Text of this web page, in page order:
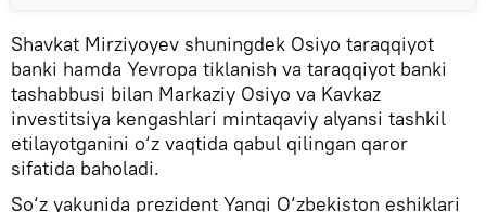
Shavkat Mirziyoyev shuningdek Osiyo taraqqiyot
banki hamda Yevropa tiklanish va taraqqiyot banki
tashabbusi bilan Markaziy Osiyo va Kavkaz
investitsiya kengashlari mintaqaviy alyansi tashkil
etilayotganini o‘z vaqtida qabul qilingan qaror
sifatida baholadi.
So‘z yakunida prezident Yangi O‘zbekiston eshiklari